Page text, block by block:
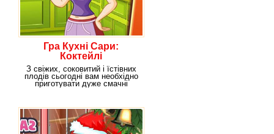
Гра Кухні Сари:
Коктейлі
З свіжих, соковитий і їстівних
плодів сьогодні вам необхідно
приготувати дуже смачні